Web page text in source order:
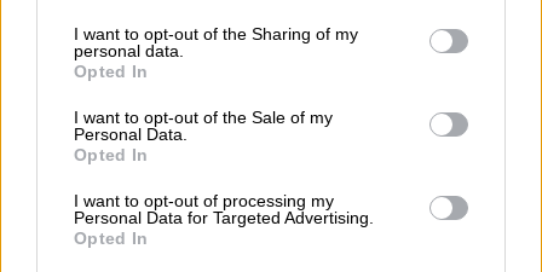
not limited to your visit or usage behaviour. You may click to
grant or deny consent to Google and its third-party tags to
use your data for below specified purposes in below Google
consent section.
I want to opt-out of the Sharing of my
personal data.
Opted In
I want to opt-out of the Sale of my
Personal Data.
Opted In
I want to opt-out of processing my
Personal Data for Targeted Advertising.
Opted In
κυκλοφόρησε αλλά δεν είδαμε ποτέ την
ηθοποιό να έχει κάποιον ρόλο σε αυτό.
Γιατί;
στο dailymedia.com.gr